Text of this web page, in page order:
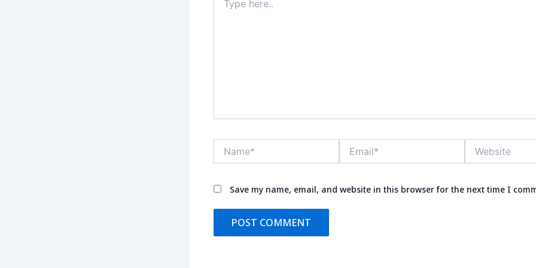
here..
Save my name, email, and website in this browser for the next time I